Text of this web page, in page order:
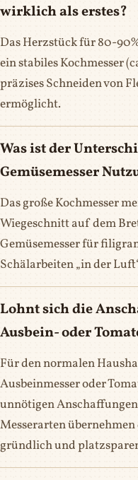
wirklich als erstes?
Das Herzstück für 80-
ein stabiles Kochmesser
präzises Schneiden von
ermöglicht.
Was ist der
Gemüsemesser
Das große Kochmesser
Wiegeschnitt auf dem
Gemüsemesser für
Schälarbeiten „in der
Lohnt sich die
Ausbein- oder
Für den normalen
Ausbeinmesser oder
unnötigen
Messerarten
gründlich und